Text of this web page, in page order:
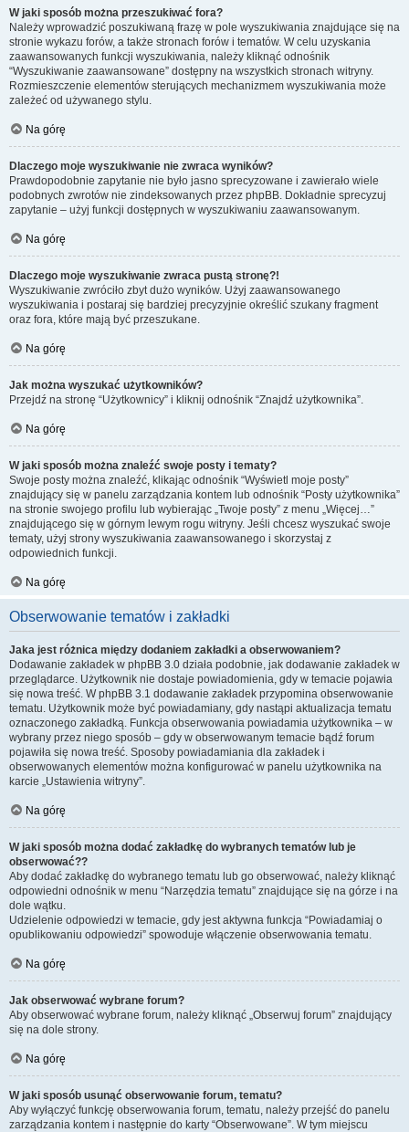
W jaki sposób można przeszukiwać fora?
Należy wprowadzić poszukiwaną frazę w pole wyszukiwania znajdujące się na
stronie wykazu forów, a także stronach forów i tematów. W celu uzyskania
zaawansowanych funkcji wyszukiwania, należy kliknąć odnośnik
“Wyszukiwanie zaawansowane” dostępny na wszystkich stronach witryny.
Rozmieszczenie elementów sterujących mechanizmem wyszukiwania może
zależeć od używanego stylu.
Na górę
Dlaczego moje wyszukiwanie nie zwraca wyników?
Prawdopodobnie zapytanie nie było jasno sprecyzowane i zawierało wiele
podobnych zwrotów nie zindeksowanych przez phpBB. Dokładnie sprecyzuj
zapytanie – użyj funkcji dostępnych w wyszukiwaniu zaawansowanym.
Na górę
Dlaczego moje wyszukiwanie zwraca pustą stronę?!
Wyszukiwanie zwróciło zbyt dużo wyników. Użyj zaawansowanego
wyszukiwania i postaraj się bardziej precyzyjnie określić szukany fragment
oraz fora, które mają być przeszukane.
Na górę
Jak można wyszukać użytkowników?
Przejdź na stronę “Użytkownicy” i kliknij odnośnik “Znajdź użytkownika”.
Na górę
W jaki sposób można znaleźć swoje posty i tematy?
Swoje posty można znaleźć, klikając odnośnik “Wyświetl moje posty”
znajdujący się w panelu zarządzania kontem lub odnośnik “Posty użytkownika”
na stronie swojego profilu lub wybierając „Twoje posty” z menu „Więcej…”
znajdującego się w górnym lewym rogu witryny. Jeśli chcesz wyszukać swoje
tematy, użyj strony wyszukiwania zaawansowanego i skorzystaj z
odpowiednich funkcji.
Na górę
Obserwowanie tematów i zakładki
Jaka jest różnica między dodaniem zakładki a obserwowaniem?
Dodawanie zakładek w phpBB 3.0 działa podobnie, jak dodawanie zakładek w
przeglądarce. Użytkownik nie dostaje powiadomienia, gdy w temacie pojawia
się nowa treść. W phpBB 3.1 dodawanie zakładek przypomina obserwowanie
tematu. Użytkownik może być powiadamiany, gdy nastąpi aktualizacja tematu
oznaczonego zakładką. Funkcja obserwowania powiadamia użytkownika – w
wybrany przez niego sposób – gdy w obserwowanym temacie bądź forum
pojawiła się nowa treść. Sposoby powiadamiania dla zakładek i
obserwowanych elementów można konfigurować w panelu użytkownika na
karcie „Ustawienia witryny”.
Na górę
W jaki sposób można dodać zakładkę do wybranych tematów lub je
obserwować??
Aby dodać zakładkę do wybranego tematu lub go obserwować, należy kliknąć
odpowiedni odnośnik w menu “Narzędzia tematu” znajdujące się na górze i na
dole wątku.
Udzielenie odpowiedzi w temacie, gdy jest aktywna funkcja “Powiadamiaj o
opublikowaniu odpowiedzi” spowoduje włączenie obserwowania tematu.
Na górę
Jak obserwować wybrane forum?
Aby obserwować wybrane forum, należy kliknąć „Obserwuj forum” znajdujący
się na dole strony.
Na górę
W jaki sposób usunąć obserwowanie forum, tematu?
Aby wyłączyć funkcję obserwowania forum, tematu, należy przejść do panelu
zarządzania kontem i następnie do karty “Obserwowane”. W tym miejscu